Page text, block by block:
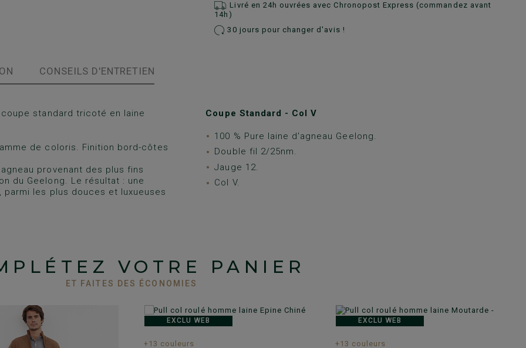
Livré en 24h ouvrées avec Chronopost Express (commandez avant
14h)
30 jours pour changer d'avis !
CONSEILS D'ENTRETIEN
standard tricoté en laine
de coloris. Finition bord-côtes
provenant des plus fins
du Geelong. Le résultat : une
les plus douces et luxueuses
Coupe Standard - Col V
100 % Pure laine d'agneau Geelong.
Double fil 2/25nm.
Jauge 12.
Col V.
VOTRE PANIER
ET FAITES DES ÉCONOMIES
EXCLU WEB
+13 couleurs
EXCLU WEB
+13 couleurs